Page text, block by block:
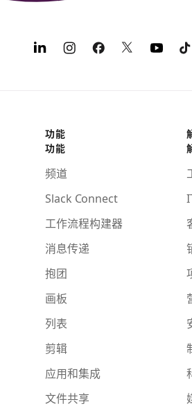
功能
功能
频道
Slack Connect
工作流程构建器
消息传递
抱团
画板
列表
剪辑
应用和集成
文件共享